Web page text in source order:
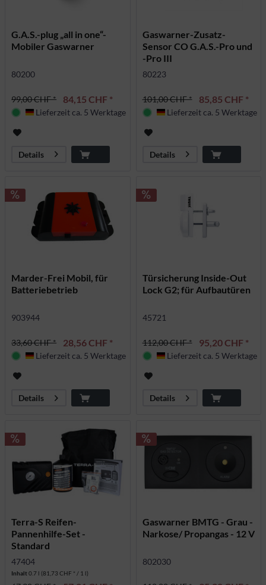
G.A.S.-plug „all in one“-
Mobiler Gaswarner
80200
99,00 CHF * 84,15 CHF *
Deutschland
Lieferzeit ca. 5 Werktage
Details
Gaswarner-Zusatz-
Sensor CO G.A.S.-Pro und
-Pro III
80223
101,00 CHF * 85,85 CHF *
Deutschland
Lieferzeit ca. 5 Werktage
Details
Marder-Frei Mobil, für
Batteriebetrieb
903944
33,60 CHF * 28,56 CHF *
Deutschland
Lieferzeit ca. 5 Werktage
Details
Türsicherung Inside-Out
Lock G2; für Aufbautüren
45721
112,00 CHF * 95,20 CHF *
Deutschland
Lieferzeit ca. 5 Werktage
Details
Terra-S Reifen-
Pannenhilfe-Set -
Standard
47404
Inhalt0.7 l (81,73 CHF * / 1 l)
Gaswarner BMTG - Grau -
Narkose/ Propangas - 12 V
802030